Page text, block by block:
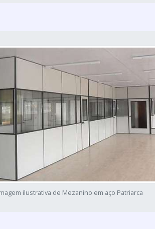
ilustrativa de Mezanino em aço Patriarca